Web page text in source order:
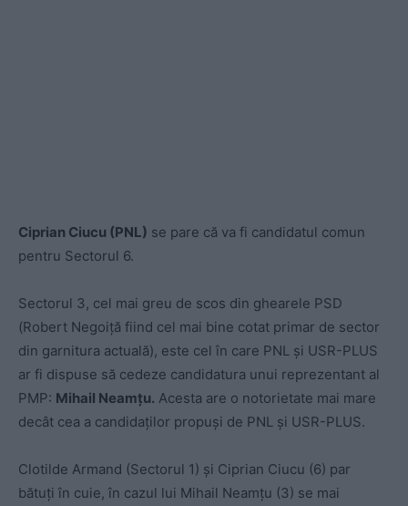
Ciprian Ciucu (PNL) se pare că va fi candidatul comun
pentru Sectorul 6.
Sectorul 3, cel mai greu de scos din ghearele PSD
(Robert Negoiță fiind cel mai bine cotat primar de sector
din garnitura actuală), este cel în care PNL și USR-PLUS
ar fi dispuse să cedeze candidatura unui reprezentant al
PMP: Mihail Neamțu. Acesta are o notorietate mai mare
decât cea a candidaților propuși de PNL și USR-PLUS.
Clotilde Armand (Sectorul 1) și Ciprian Ciucu (6) par
bătuți în cuie, în cazul lui Mihail Neamțu (3) se mai